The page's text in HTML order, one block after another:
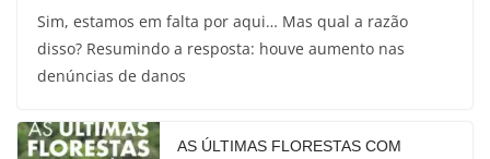
Sim, estamos em falta por aqui… Mas qual a razão
disso? Resumindo a resposta: houve aumento nas
denúncias de danos
AS ÚLTIMAS FLORESTAS COM